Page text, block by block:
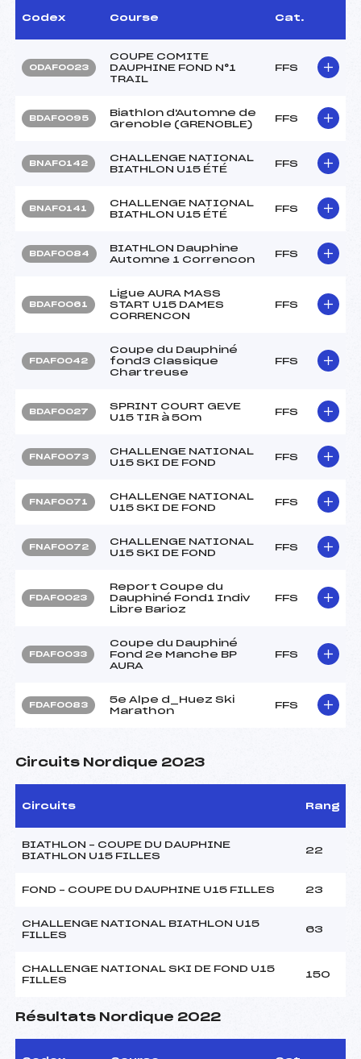
Codex Course Cat.
ODAF0023
COUPE COMITE
DAUPHINE FOND N°1
TRAIL
FFS
BDAF0095
Biathlon d'Automne de
Grenoble (GRENOBLE)
FFS
BNAF0142
CHALLENGE NATIONAL
BIATHLON U15 ÉTÉ
FFS
BNAF0141
CHALLENGE NATIONAL
BIATHLON U15 ÉTÉ
FFS
BDAF0084
BIATHLON Dauphine
Automne 1 Correncon
FFS
BDAF0061
Ligue AURA MASS
START U15 DAMES
CORRENCON
FFS
FDAF0042
Coupe du Dauphiné
fond3 Classique
Chartreuse
FFS
BDAF0027
SPRINT COURT GEVE
U15 TIR à 50m
FFS
FNAF0073
CHALLENGE NATIONAL
U15 SKI DE FOND
FFS
FNAF0071
CHALLENGE NATIONAL
U15 SKI DE FOND
FFS
FNAF0072
CHALLENGE NATIONAL
U15 SKI DE FOND
FFS
FDAF0023
Report Coupe du
Dauphiné Fond1 Indiv
Libre Barioz
FFS
FDAF0033
Coupe du Dauphiné
Fond 2e Manche BP
AURA
FFS
FDAF0083
5e Alpe d_Huez Ski
Marathon
FFS
Circuits Nordique 2023
Circuits Rang
BIATHLON – COUPE DU DAUPHINE
BIATHLON U15 FILLES
22
FOND – COUPE DU DAUPHINE U15 FILLES 23
CHALLENGE NATIONAL BIATHLON U15
FILLES
63
CHALLENGE NATIONAL SKI DE FOND U15
FILLES
150
Résultats Nordique 2022